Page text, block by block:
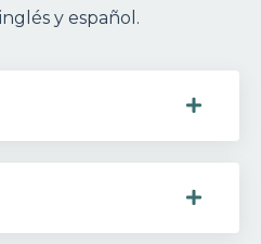
y español.